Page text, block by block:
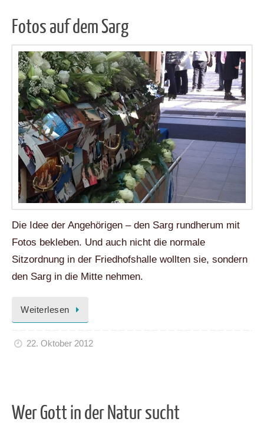
Fotos auf dem Sarg
Die Idee der Angehörigen – den Sarg rundherum mit
Fotos bekleben. Und auch nicht die normale
Sitzordnung in der Friedhofshalle wollten sie, sondern
den Sarg in die Mitte nehmen.
Weiterlesen
22. Oktober 2012
Wer Gott in der Natur sucht